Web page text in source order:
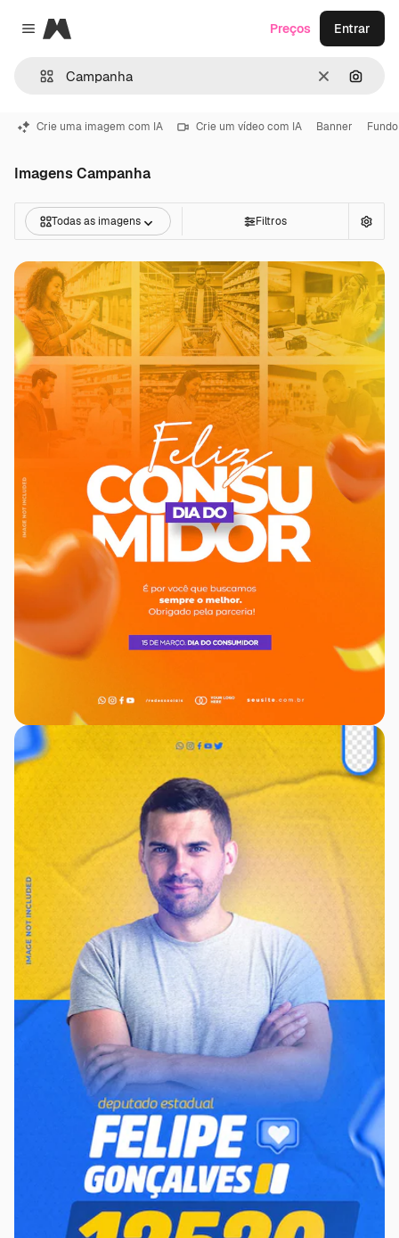
Close menu
Magnific
Limpar
Preços Entrar
Crie uma imagem com IA Crie um vídeo com IA Banner Fundo
Imagens Campanha
Todas as imagens Filtros